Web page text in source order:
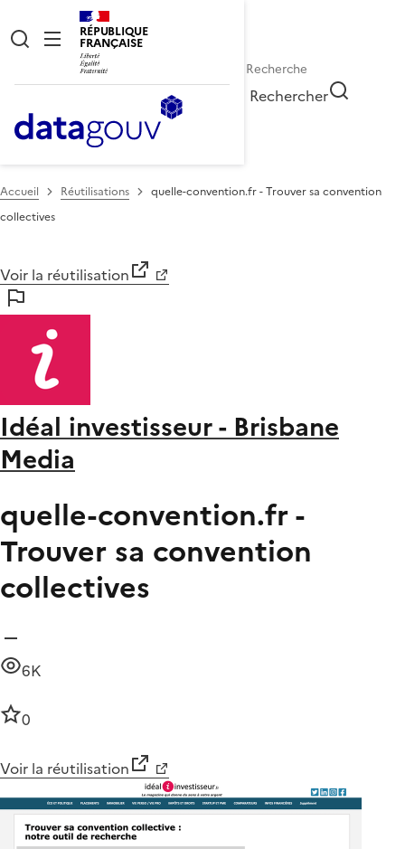
RÉPUBLIQUE
FRANÇAISE
Rechercher
Accueil Réutilisations
quelle-convention.fr - Trouver sa convention
collectives
Voir la réutilisation
Idéal investisseur - Brisbane
Media
quelle-convention.fr -
Trouver sa convention
collectives
6K
0
Voir la réutilisation